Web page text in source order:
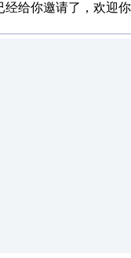
给你邀请了，欢迎